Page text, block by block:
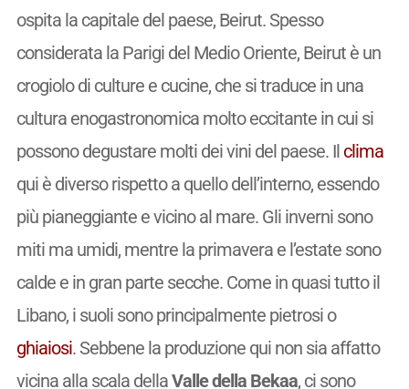
ospita la capitale del paese, Beirut. Spesso
considerata la Parigi del Medio Oriente, Beirut è un
crogiolo di culture e cucine, che si traduce in una
cultura enogastronomica molto eccitante in cui si
possono degustare molti dei vini del paese. Il clima
qui è diverso rispetto a quello dell’interno, essendo
più pianeggiante e vicino al mare. Gli inverni sono
miti ma umidi, mentre la primavera e l’estate sono
calde e in gran parte secche. Come in quasi tutto il
Libano, i suoli sono principalmente pietrosi o
ghiaiosi. Sebbene la produzione qui non sia affatto
vicina alla scala dellaValle della Bekaa, ci sono